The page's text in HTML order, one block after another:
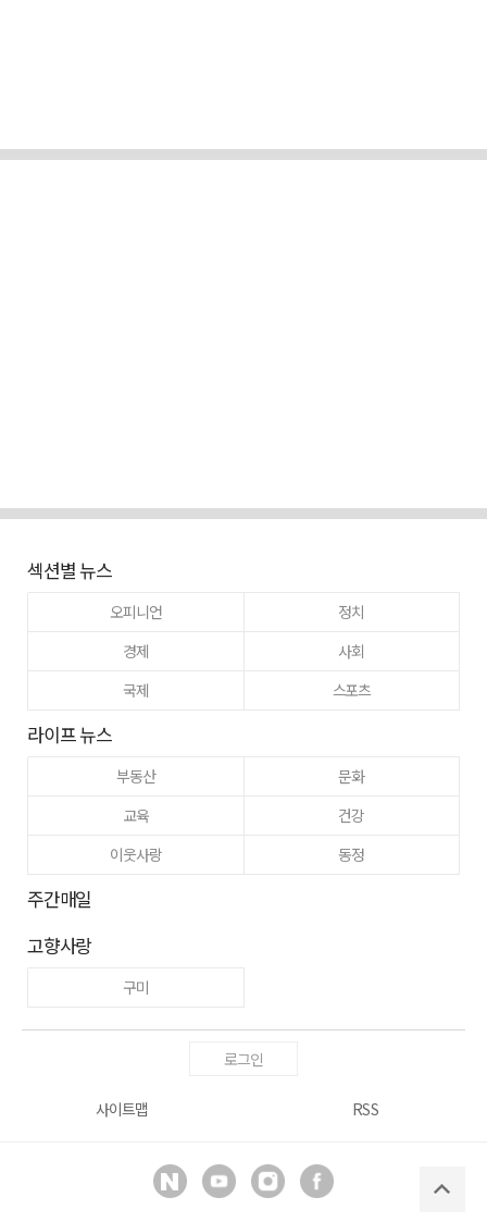
섹션별 뉴스
오피니언
정치
경제
사회
국제
스포츠
라이프 뉴스
부동산
문화
교육
건강
이웃사랑
동정
주간매일
고향사랑
구미
로그인
사이트맵 RSS